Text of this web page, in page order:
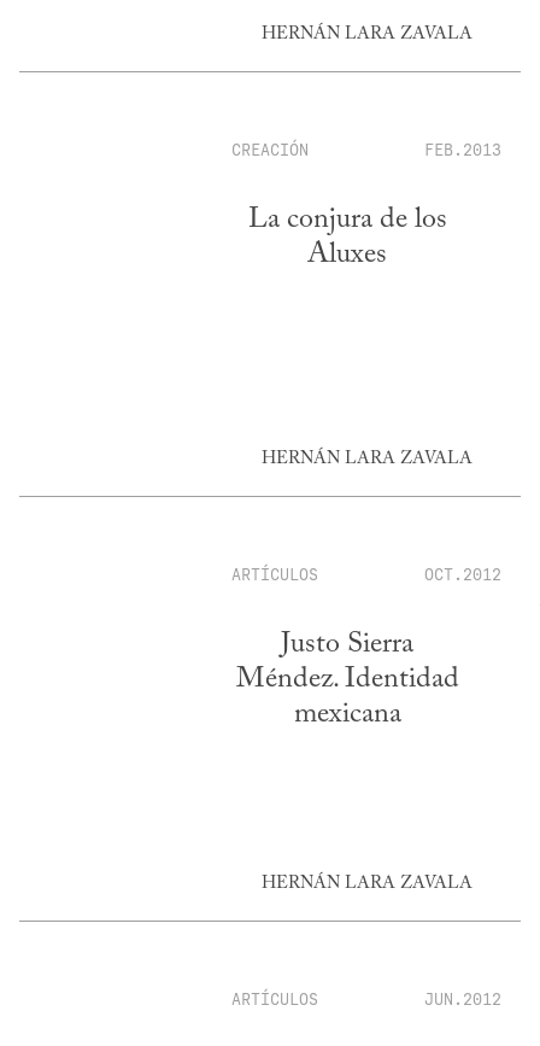
HERNÁN LARA ZAVALA
CREACIÓN FEB.2013
La conjura de los
Aluxes
HERNÁN LARA ZAVALA
ARTÍCULOS OCT.2012
Justo Sierra
Méndez. Identidad
mexicana
HERNÁN LARA ZAVALA
ARTÍCULOS JUN.2012